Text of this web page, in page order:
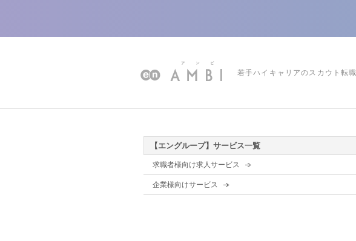
若手ハイキャリアのスカウト転職
【エングループ】サービス一覧
求職者様向け求人サービス
企業様向けサービス